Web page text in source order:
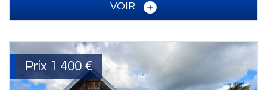
VOIR
Prix 1 400 €